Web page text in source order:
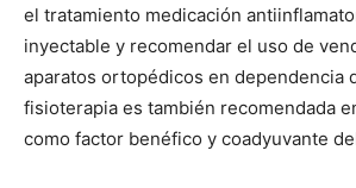
el tratamiento medicación
inyectable y recomendar el uso de
aparatos ortopédicos en dependencia
fisioterapia es también recomendada
como factor benéfico y coadyuvante